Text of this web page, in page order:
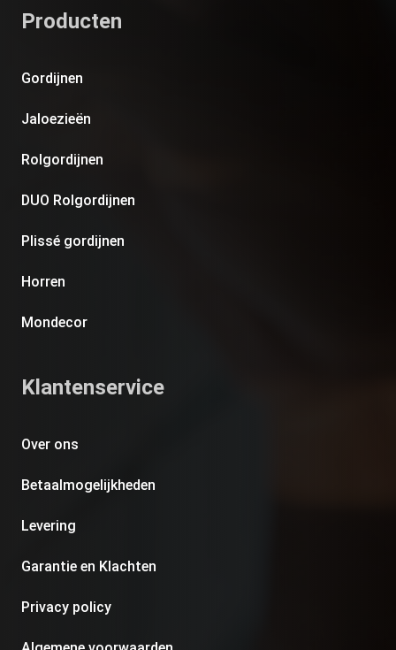
Producten
Gordijnen
Jaloezieën
Rolgordijnen
DUO Rolgordijnen
Plissé gordijnen
Horren
Mondecor
Klantenservice
Over ons
Betaalmogelijkheden
Levering
Garantie en Klachten
Privacy policy